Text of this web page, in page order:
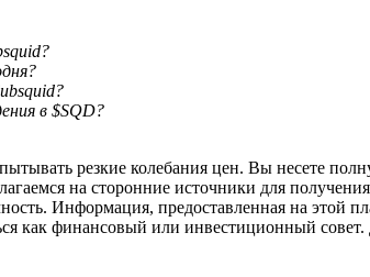
в $SQD?
резкие колебания цен. Вы несете
на сторонние источники для
Информация, предоставленная на этой
как финансовый или инвестиционный